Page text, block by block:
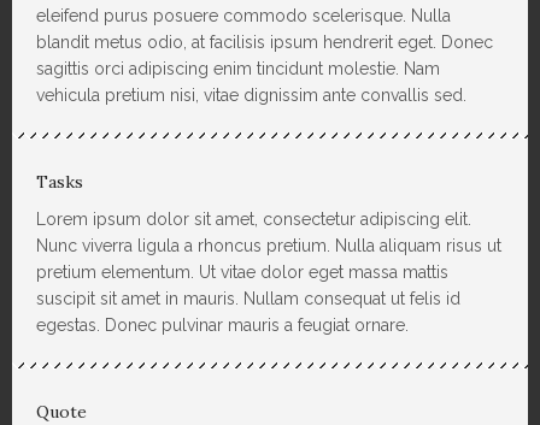
eleifend purus posuere commodo scelerisque. Nulla
blandit metus odio, at facilisis ipsum hendrerit eget. Donec
sagittis orci adipiscing enim tincidunt molestie. Nam
vehicula pretium nisi, vitae dignissim ante convallis sed.
Tasks
Lorem ipsum dolor sit amet, consectetur adipiscing elit.
Nunc viverra ligula a rhoncus pretium. Nulla aliquam risus ut
pretium elementum. Ut vitae dolor eget massa mattis
suscipit sit amet in mauris. Nullam consequat ut felis id
egestas. Donec pulvinar mauris a feugiat ornare.
Quote